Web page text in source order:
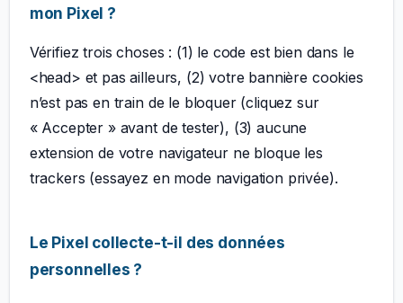
mon Pixel ?
Vérifiez trois choses : (1) le code est bien dans le
<head> et pas ailleurs, (2) votre bannière cookies
n’est pas en train de le bloquer (cliquez sur
« Accepter » avant de tester), (3) aucune
extension de votre navigateur ne bloque les
trackers (essayez en mode navigation privée).
Le Pixel collecte-t-il des données
personnelles ?